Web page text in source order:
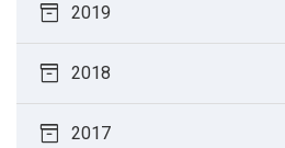
inventory_2 2019
inventory_2 2018
inventory_2 2017